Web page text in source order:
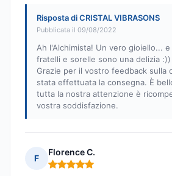
Risposta di CRISTAL VIBRASONS
Pubblicata il 09/08/2022
Ah l'Alchimista! Un vero gioiello...
fratelli e sorelle sono una delizia :))
Grazie per il vostro feedback sulla
stata effettuata la consegna. È
tutta la nostra attenzione è
vostra soddisfazione.
F
Florence C.
Nota: 5 su 5